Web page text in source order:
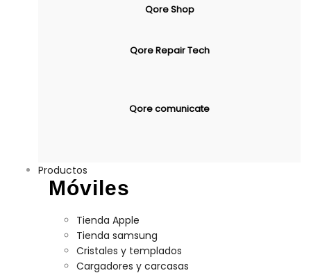
Qore Shop
Qore Repair Tech
Qore comunicate
Productos
Móviles
Tienda Apple
Tienda samsung
Cristales y templados
Cargadores y carcasas